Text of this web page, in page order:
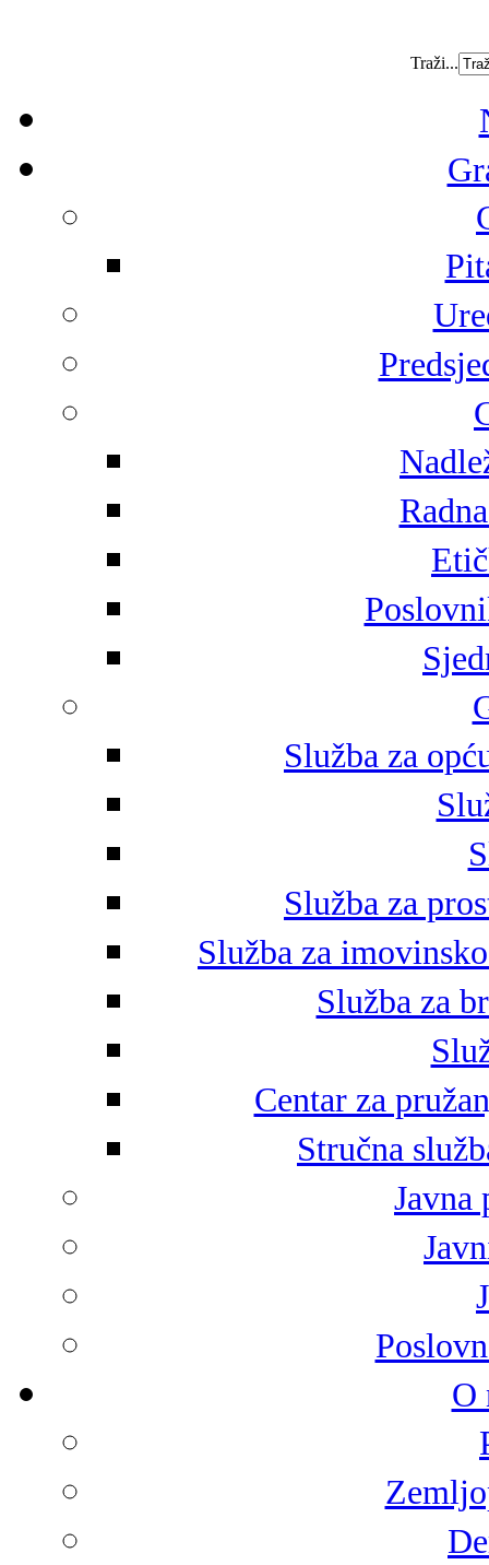
Traži...
Služba za
Služba za
Služba za
Služba za
Centar za
Stručna
Javna
O